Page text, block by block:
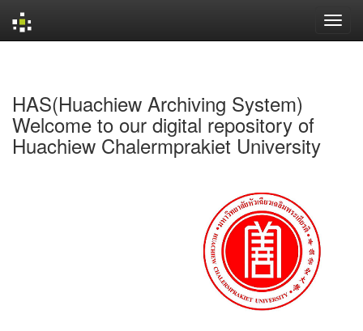
HAS(Huachiew Archiving System)
Welcome to our digital repository of
Huachiew Chalermprakiet University